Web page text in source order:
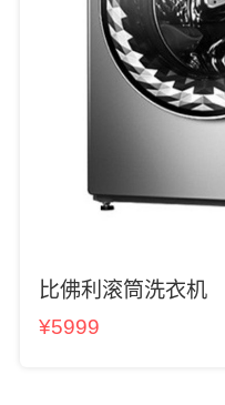
比佛利滚筒洗衣机
¥5999